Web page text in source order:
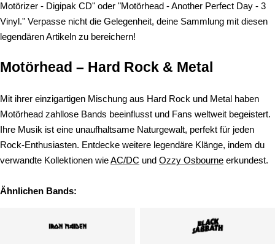
Motörizer - Digipak CD" oder "Motörhead - Another Perfect Day - 3
Vinyl." Verpasse nicht die Gelegenheit, deine Sammlung mit diesen
legendären Artikeln zu bereichern!
Motörhead – Hard Rock & Metal
Mit ihrer einzigartigen Mischung aus Hard Rock und Metal haben
Motörhead zahllose Bands beeinflusst und Fans weltweit begeistert.
Ihre Musik ist eine unaufhaltsame Naturgewalt, perfekt für jeden
Rock-Enthusiasten. Entdecke weitere legendäre Klänge, indem du
verwandte Kollektionen wieAC/DC und Ozzy Osbourne erkundest.
Ähnlichen Bands: